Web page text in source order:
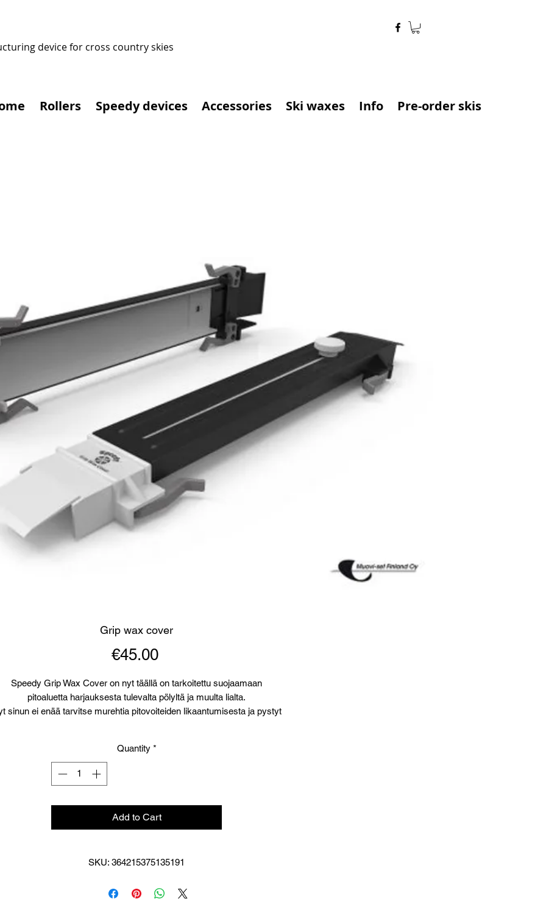
device for cross country skies
Rollers Speedy devices Accessories Ski waxes Info Pre-order skis
Grip wax cover
€45.00Price
Speedy Grip Wax Cover on nyt täällä on tarkoitettu suojaamaan
pitoaluetta harjauksesta tulevalta pölyltä ja muulta lialta.
sinun ei enää tarvitse murehtia pitovoiteiden likaantumisesta ja pystyt
teippien kanssa värkkäämiseen.
Speedy Grip Wax Cover on suunniteltu yhteistyössä Suomen
huoltoryhmän kanssa ja nyt sinulla on mahdollisuus
Quantity *
Add to Cart
SKU: 364215375135191